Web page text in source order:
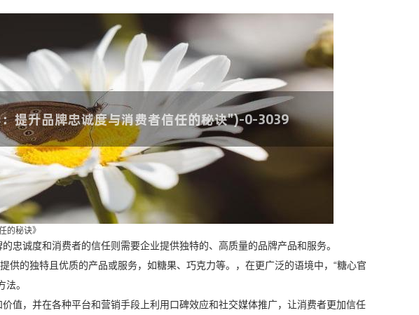
的秘诀》
忠诚度和消费者的信任则需要企业提供独特的、高质量的品牌产品和服务。
供的独特且优质的产品或服务，如糖果、巧克力等。，在更广泛的语境中，“糖心官
。
值，并在各种平台和营销手段上利用口碑效应和社交媒体推广，让消费者更加信任